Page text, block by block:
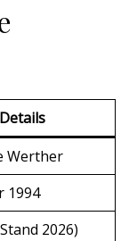
Details
Werther
1994
2026)